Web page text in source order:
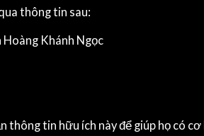
thông tin sau:
Khánh Ngọc
thông tin hữu ích này để giúp họ có